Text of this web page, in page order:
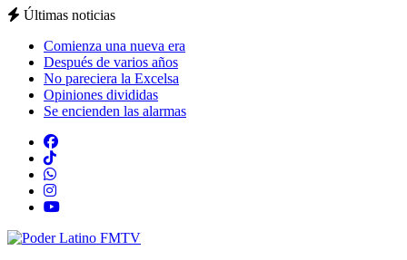
Últimas noticias
Comienza una nueva era
Después de varios años
No pareciera la Excelsa
Opiniones divididas
Se encienden las alarmas